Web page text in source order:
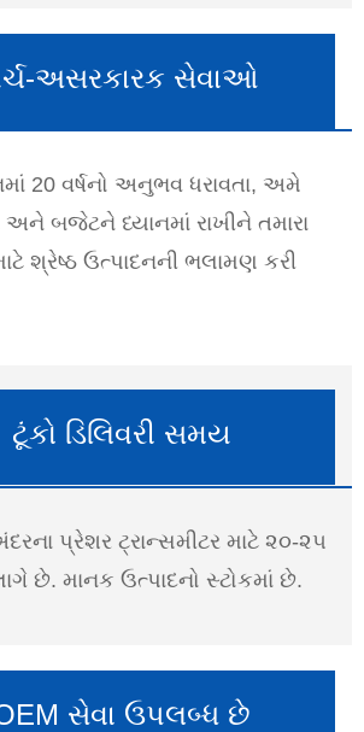
અસરકારક સેવાઓ
20 વર્ષનો અનુભવ ધરાવતા, અમે
બજેટને ધ્યાનમાં રાખીને તમારા
શ્રેષ્ઠ ઉત્પાદનની ભલામણ કરી
ટૂંકો ડિલિવરી સમય
પ્રેશર ટ્રાન્સમીટર માટે ૨૦-૨૫
લાગે છે. માનક ઉત્પાદનો સ્ટોકમાં છે.
સેવા ઉપલબ્ધ છે